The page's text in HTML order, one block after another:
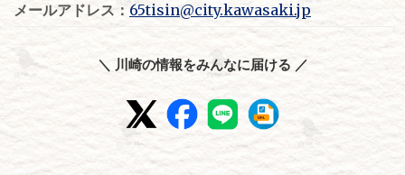
メールアドレス： 65tisin@city.kawasaki.jp
＼ 川崎の情報をみんなに届ける ／